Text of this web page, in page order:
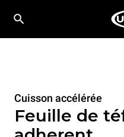
Cuisson accélérée
Feuille de